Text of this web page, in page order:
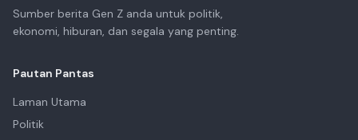
Sumber berita Gen Z anda untuk politik,
ekonomi, hiburan, dan segala yang penting.
Pautan Pantas
Laman Utama
Politik